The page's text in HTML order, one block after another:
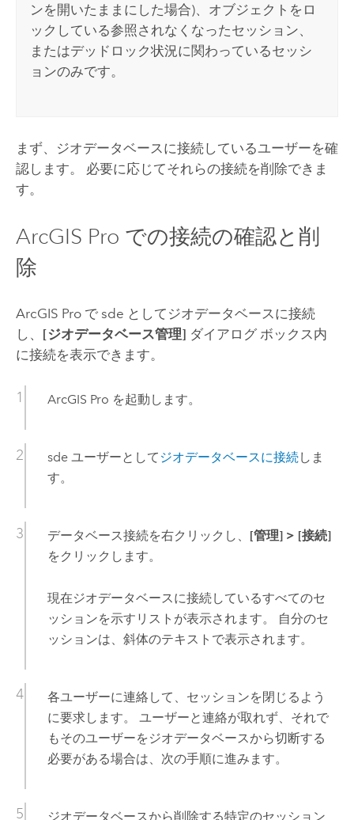
ンを開いたままにした場合)、オブジェクトをロ
ックしている参照されなくなったセッション、
またはデッドロック状況に関わっているセッシ
ョンのみです。
まず、ジオデータベースに接続しているユーザーを確
認します。 必要に応じてそれらの接続を削除できま
す。
ArcGIS Pro での接続の確認と削
除
ArcGIS Proで sde としてジオデータベースに接続
し、 [ジオデータベース管理] ダイアログ ボックス内
に接続を表示できます。
ArcGIS Pro を起動します。
sde ユーザーとして ジオデータベースに接続しま
す。
データベース接続を右クリックし、 [管理] > [接続]
をクリックします。
現在ジオデータベースに接続しているすべてのセ
ッションを示すリストが表示されます。 自分のセ
ッションは、斜体のテキストで表示されます。
各ユーザーに連絡して、セッションを閉じるよう
に要求します。 ユーザーと連絡が取れず、それで
もそのユーザーをジオデータベースから切断する
必要がある場合は、次の手順に進みます。
ジオデータベースから削除する特定のセッション